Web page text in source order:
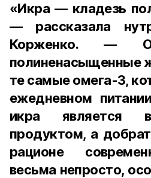
«Икра — кладезь
— рассказала
Корженко. —
полиненасыщенные
те самые омега-3,
ежедневном
икра является
продуктом, а
рационе
весьма непросто,